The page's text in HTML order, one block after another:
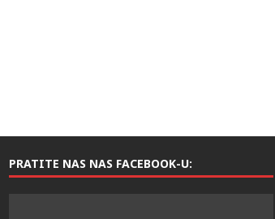
PRATITE NAS NAS FACEBOOK-U: